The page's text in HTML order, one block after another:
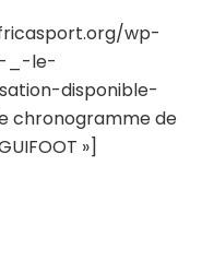
wp-
_-le-
disponible-
chronogramme de
»]